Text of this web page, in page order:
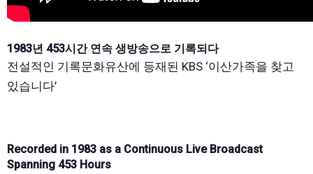
1983년 453시간 연속 생방송으로 기록되다
전설적인 기록문화유산에 등재된 KBS ‘이산가족을 찾고
있습니다’
Recorded in 1983 as a Continuous Live Broadcast
Spanning 453 Hours